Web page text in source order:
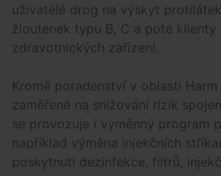
uživatelé drog na výskyt
žloutenek typu B, C a poté klienty
zdravotnických zařízení.
Kromě poradenství v oblasti Harm
zaměřené na snižování rizik
se provozuje i výměnný program
například výměna injekčních
poskytnutí dezinfekce, filtrů,